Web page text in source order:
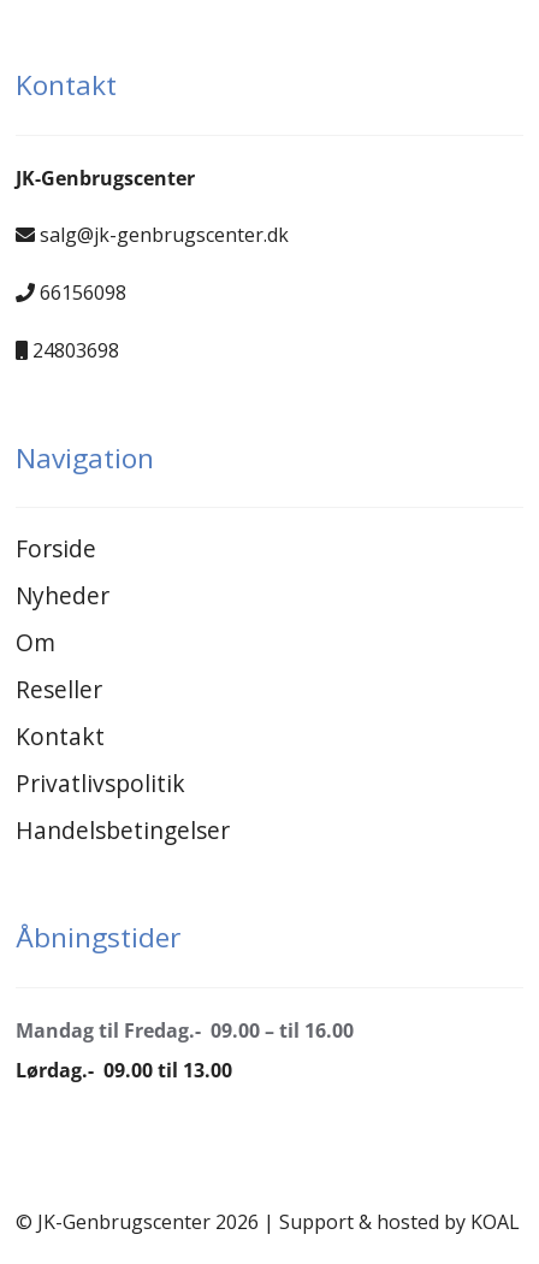
Kontakt
JK-Genbrugscenter
salg@jk-genbrugscenter.dk
66156098
24803698
Navigation
Forside
Nyheder
Om
Reseller
Kontakt
Privatlivspolitik
Handelsbetingelser
Åbningstider
Mandag til Fredag.- 09.00 – til 16.00
Lørdag.- 09.00 til 13.00
© JK-Genbrugscenter 2026 | Support & hosted by KOAL